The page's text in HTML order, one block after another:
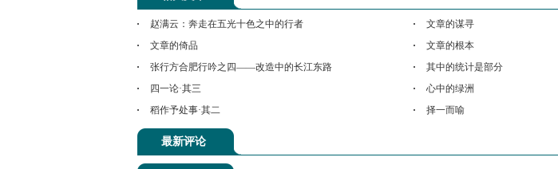
赵满云：奔走在五光十色之中的行者
文章的谋寻
文章的倚品
文章的根本
张行方合肥行吟之四——改造中的长江东路
其中的统计是部分
四一论·其三
心中的绿洲
稻作予处事·其二
择一而喻
最新评论